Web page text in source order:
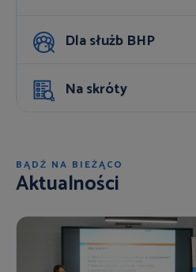
Dla służb BHP
Na skróty
BĄDŹ NA BIEŻĄCO
Aktualności